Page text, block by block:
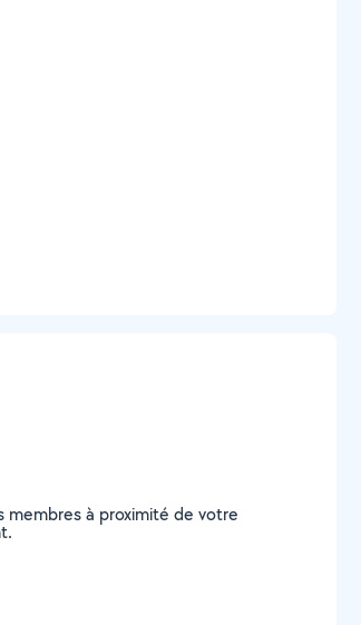
membres à proximité de votre